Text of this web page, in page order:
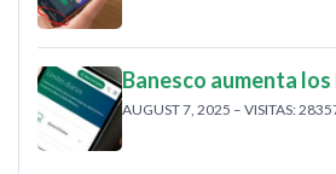
Banesco aumenta
AUGUST 7, 2025 – VISITAS: